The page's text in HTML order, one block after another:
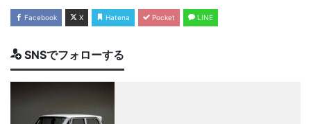
Facebook X Hatena Pocket LINE
SNSでフォローする